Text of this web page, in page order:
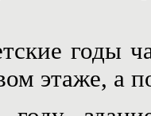
годы
этаже, а